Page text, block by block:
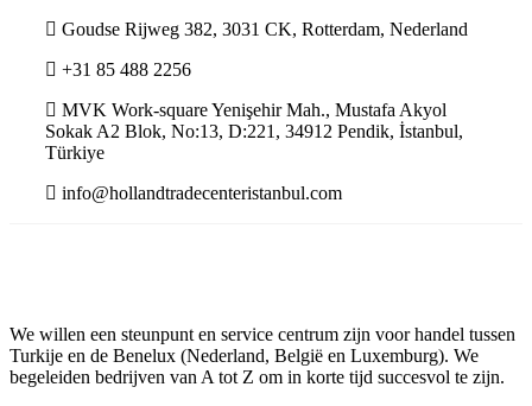
Goudse Rijweg 382, 3031 CK, Rotterdam, Nederland
+31 85 488 2256
MVK Work-square Yenişehir Mah., Mustafa Akyol
Sokak A2 Blok, No:13, D:221, 34912 Pendik, İstanbul,
Türkiye
info@hollandtradecenteristanbul.com
We willen een steunpunt en service centrum zijn voor handel tussen
Turkije en de Benelux (Nederland, België en Luxemburg). We
begeleiden bedrijven van A tot Z om in korte tijd succesvol te zijn.